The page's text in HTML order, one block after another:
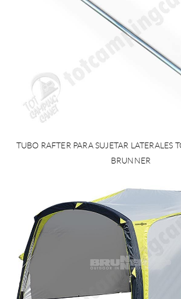
TUBO RAFTER PARA SUJETAR LATERALES
BRUNNER